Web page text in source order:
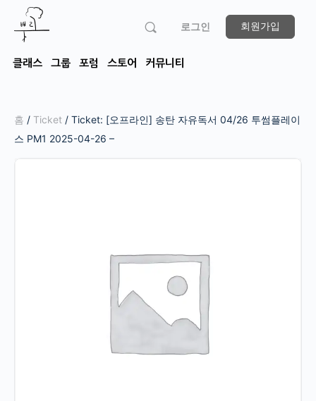
로그인 회원가입
클래스 그룹 포럼 스토어 커뮤니티
홈 / Ticket / Ticket: [오프라인] 송탄 자유독서 04/26 투썸플레이
스 PM1 2025-04-26 –